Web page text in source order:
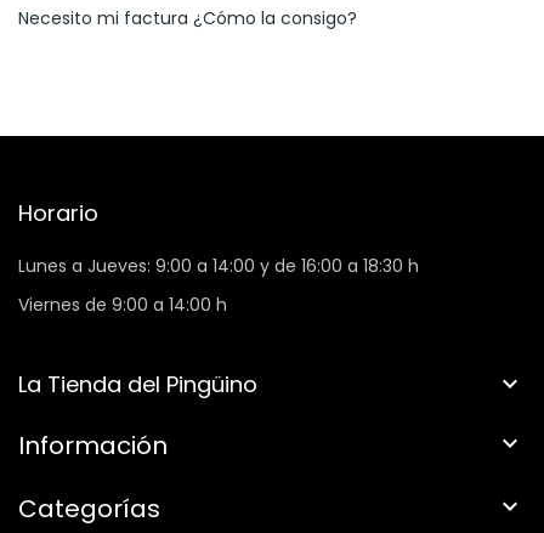
Necesito mi factura ¿Cómo la consigo?
Horario
Lunes a Jueves: 9:00 a 14:00 y de 16:00 a 18:30 h
Viernes de 9:00 a 14:00 h
La Tienda del Pingüino 
Información 
Categorías 